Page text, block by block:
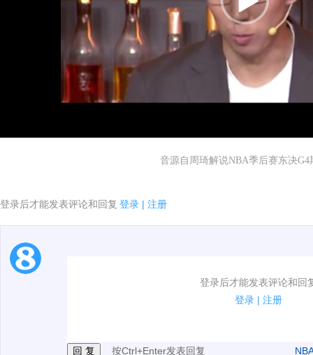
音源自周琦解说NBA季后赛东决G4
登录后才能发表评论和回复 登录 | 注册
登录后才能发表评论和回
登录 | 注册
1.电脑端新用户可以发表评论了！
按Ctrl+Enter发表回复